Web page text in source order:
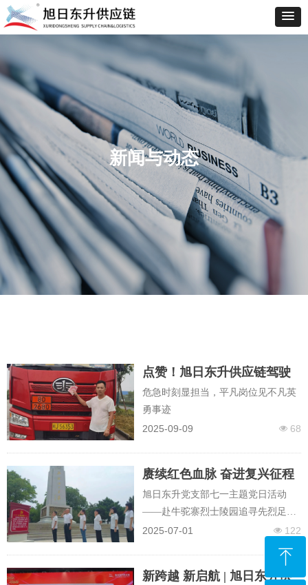
点赞！旭日东升供应链驾驶
员吴铭东高速公路英勇排险
获警方表彰
危急时刻显担当，平凡岗位见不凡英
勇事迹
넶 68
2025-09-09
赓续红色血脉 奋进复兴征程
旭日东升党支部七一主题党日活动
——赴牛驼寨烈士陵园追寻先烈足迹
凝聚新时代奋进力量
넶 122
2025-07-01
新跨越 新启航 | 旭日东升供
新闻与动态
ꁸ